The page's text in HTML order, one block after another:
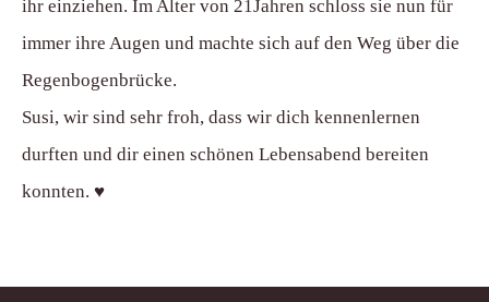
ihr einziehen. Im Alter von 21Jahren schloss sie nun für
immer ihre Augen und machte sich auf den Weg über die
Regenbogenbrücke.
Susi, wir sind sehr froh, dass wir dich kennenlernen
durften und dir einen schönen Lebensabend bereiten
konnten. ♥️